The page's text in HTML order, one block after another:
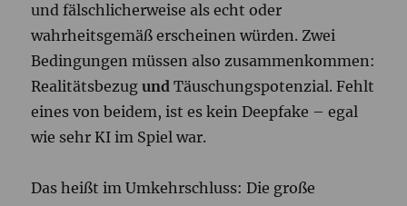
und fälschlicherweise als echt oder
wahrheitsgemäß erscheinen würden. Zwei
Bedingungen müssen also zusammenkommen:
Realitätsbezugund Täuschungspotenzial. Fehlt
eines von beidem, ist es kein Deepfake – egal
wie sehr KI im Spiel war.
Das heißt im Umkehrschluss: Die große